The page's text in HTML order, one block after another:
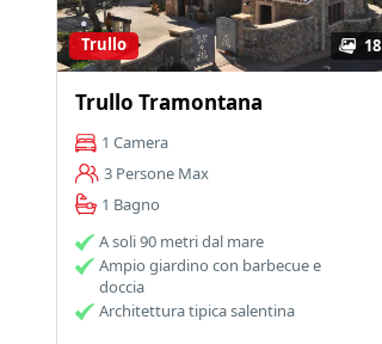
18
Trullo
Trullo Tramontana
1 Camera
3 Persone Max
1 Bagno
A soli 90 metri dal mare
Ampio giardino con barbecue e
doccia
Architettura tipica salentina